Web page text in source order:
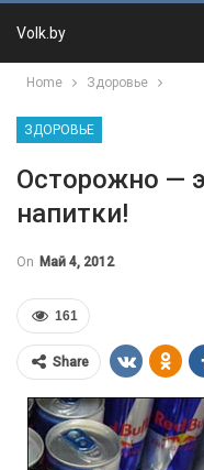
Volk.by
Home Здоровье
ЗДОРОВЬЕ
Осторожно —
напитки!
On Май 4, 2012
161
Share